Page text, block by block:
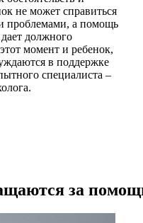
не может справиться
проблемами, а помощь
должного
момент и ребенок,
в поддержке
специалиста –
за